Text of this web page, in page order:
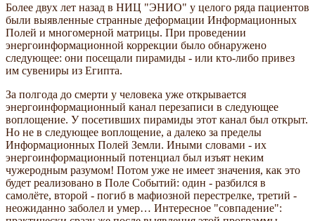
Более двух лет назад в НИЦ "ЭНИО" у целого ряда пациентов
были выявленные странные деформации Информационных
Полей и многомерной матрицы. При проведении
энергоинформационной коррекции было обнаружено
следующее: они посещали пирамиды - или кто-либо привез
им сувениры из Египта.
За полгода до смерти у человека уже открывается
энергоинформационный канал перезаписи в следующее
воплощение. У посетивших пирамиды этот канал был открыт.
Но не в следующее воплощение, а далеко за пределы
Информационных Полей Земли. Иными словами - их
энергоинформационный потенциал был изъят неким
чужеродным разумом! Потом уже не имеет значения, как это
будет реализовано в Поле Событий: один - разбился в
самолёте, второй - погиб в мафиозной перестрелке, третий -
неожиданно заболел и умер… Интересное "совпадение":